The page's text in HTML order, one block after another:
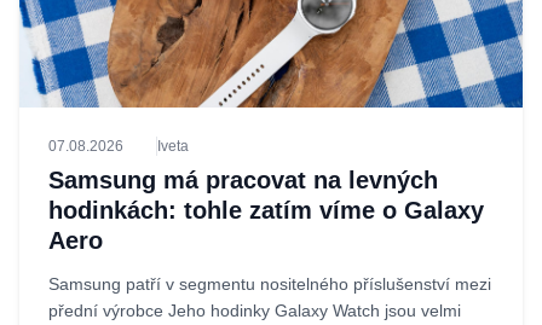
07.08.2026 Iveta
Samsung má pracovat na levných
hodinkách: tohle zatím víme o Galaxy
Aero
Samsung patří v segmentu nositelného příslušenství mezi
přední výrobce Jeho hodinky Galaxy Watch jsou velmi